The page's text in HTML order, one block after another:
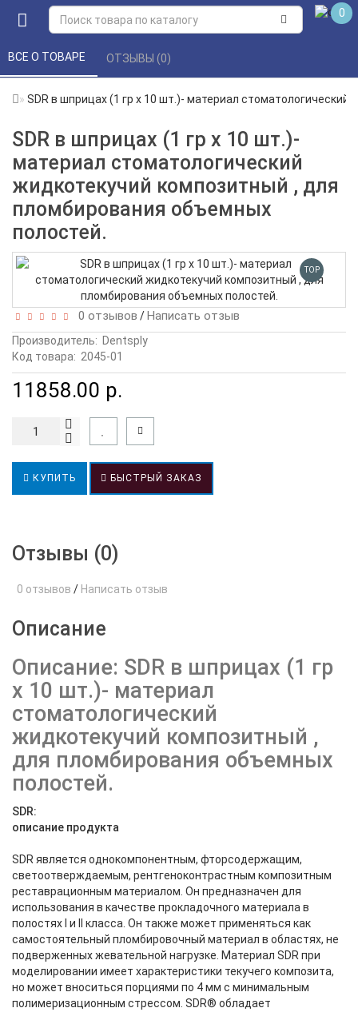
0
SDR в шприцах (1 гр х 10 шт.)- материал
SDR в шприцах (1 гр х 10 шт.)-
материал стоматологический
жидкотекучий композитный , для
пломбирования объемных
полостей.
ВСЕ О ТОВАРЕ ОТЗЫВЫ (0)
TOP
0 отзывов /Написать отзыв
Производитель: Dentsply
Код товара: 2045-01
11858.00 р.
КУПИТЬ БЫСТРЫЙ ЗАКАЗ
Отзывы (0)
0 отзывов / Написать отзыв
Описание
Описание: SDR в шприцах (1 гр
х 10 шт.)- материал
стоматологический
жидкотекучий композитный ,
для пломбирования объемных
полостей.
SDR:
описание продукта
SDR является однокомпонентным, фторсодержащим,
светоотверждаемым, рентгеноконтрастным композитным
реставрационным материалом. Он предназначен для
использования в качестве прокладочного материала в
полостях I и II класса. Он также может применяться как
самостоятельный пломбировочный материал в областях, не
подверженных жевательной нагрузке. Материал SDR при
моделировании имеет характеристики текучего композита,
но может вноситься порциями по 4 мм с минимальным
полимеризационным стрессом. SDR® обладает